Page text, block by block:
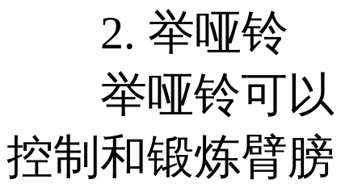
2. 举哑铃
举哑铃可以
控制和锻炼臂膀